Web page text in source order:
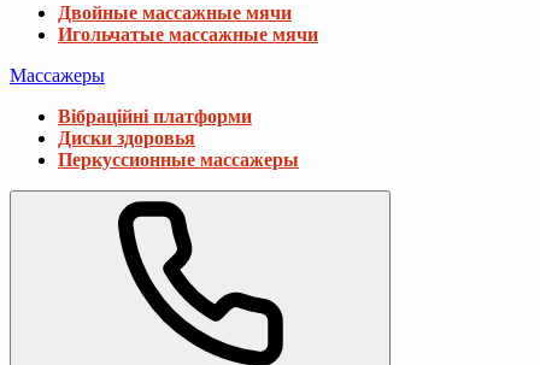
Двойные массажные мячи
Игольчатые массажные мячи
Массажеры
Вібраційні платформи
Диски здоровья
Перкуссионные массажеры